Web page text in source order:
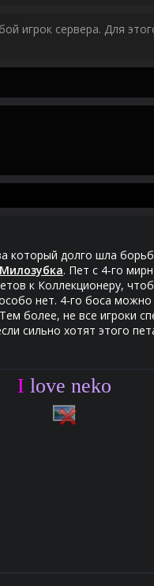
игрок сервера. Для
долго шла
Милозубка. Пет с 4-го
к Коллекционеру,
нет. 4-го боса
более, не все игроки
сильно хотят этого
I love neko